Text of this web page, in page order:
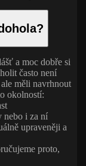
a moc dobře si
často není
měli navrhnout
okolností:
nebo i za ní
upraveněji a
proto,